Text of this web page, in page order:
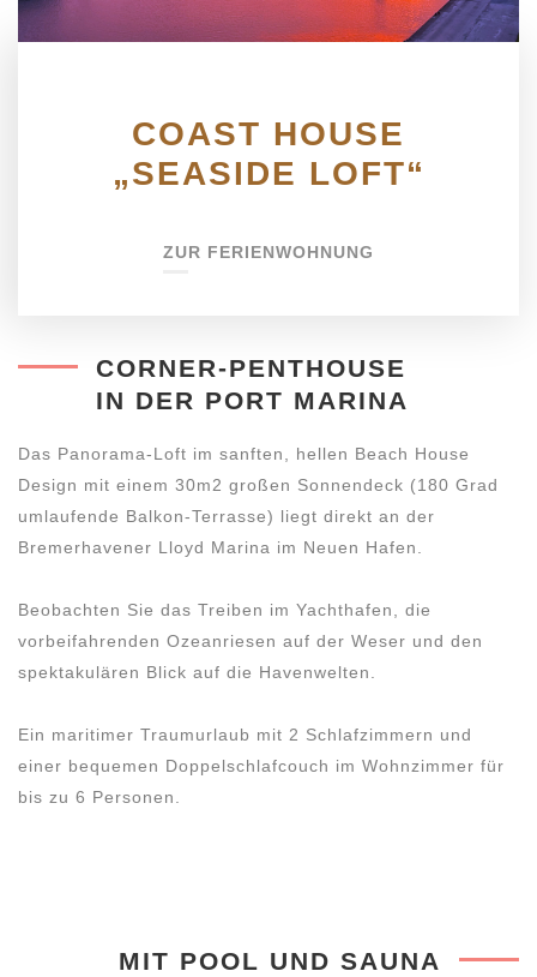
COAST HOUSE
„SEASIDE LOFT“
ZUR FERIENWOHNUNG
CORNER-PENTHOUSE
IN DER PORT MARINA
Das Panorama-Loft im sanften, hellen Beach House
Design mit einem 30m2 großen Sonnendeck (180 Grad
umlaufende Balkon-Terrasse) liegt direkt an der
Bremerhavener Lloyd Marina im Neuen Hafen.
Beobachten Sie das Treiben im Yachthafen, die
vorbeifahrenden Ozeanriesen auf der Weser und den
spektakulären Blick auf die Havenwelten.
Ein maritimer Traumurlaub mit 2 Schlafzimmern und
einer bequemen Doppelschlafcouch im Wohnzimmer für
bis zu 6 Personen.
MIT POOL UND SAUNA